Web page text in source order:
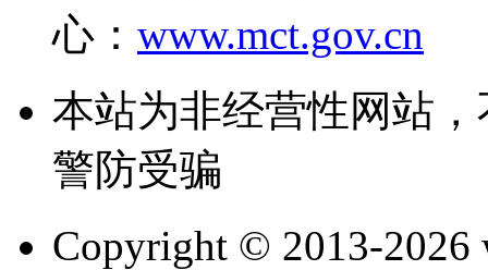
心： www.mct.gov.cn
本站为非经营性网站
警防受骗
Copyright © 2013-2026